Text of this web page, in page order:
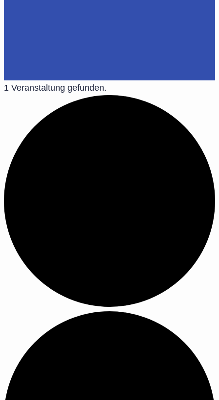
1 Veranstaltung gefunden.